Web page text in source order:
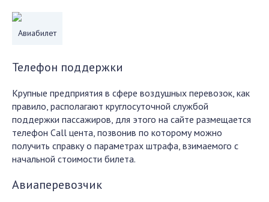
Авиабилет
Телефон поддержки
Крупные предприятия в сфере воздушных перевозок, как
правило, располагают круглосуточной службой
поддержки пассажиров, для этого на сайте размещается
телефон Call цента, позвонив по которому можно
получить справку о параметрах штрафа, взимаемого с
начальной стоимости билета.
Авиаперевозчик